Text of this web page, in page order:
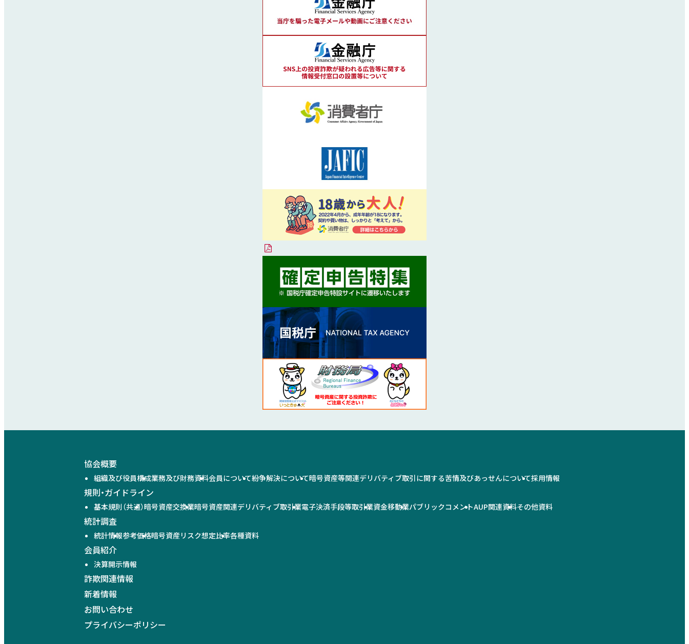
協会概要
組織及び役員構成業務及び財務資料会員について紛争解決について暗号資産等関連デリバティブ取引に関する苦情及びあっせんについて採用情報
規則・ガイドライン
基本規則（共通）暗号資産交換業暗号資産関連デリバティブ取引業電子決済手段等取引業資金移動業パブリックコメントAUP関連資料その他資料
統計調査
統計情報参考価格暗号資産リスク想定比率各種資料
会員紹介
決算開示情報
詐欺関連情報
新着情報
お問い合わせ
プライバシーポリシー